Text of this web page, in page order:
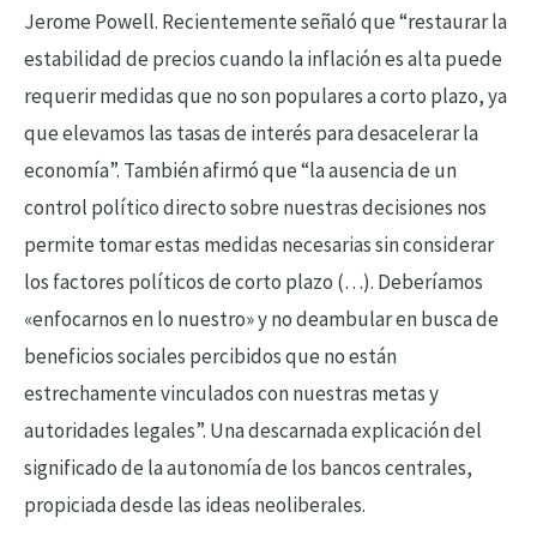
Jerome Powell. Recientemente señaló que “restaurar la
estabilidad de precios cuando la inflación es alta puede
requerir medidas que no son populares a corto plazo, ya
que elevamos las tasas de interés para desacelerar la
economía”. También afirmó que “la ausencia de un
control político directo sobre nuestras decisiones nos
permite tomar estas medidas necesarias sin considerar
los factores políticos de corto plazo (…). Deberíamos
«enfocarnos en lo nuestro» y no deambular en busca de
beneficios sociales percibidos que no están
estrechamente vinculados con nuestras metas y
autoridades legales”. Una descarnada explicación del
significado de la autonomía de los bancos centrales,
propiciada desde las ideas neoliberales.